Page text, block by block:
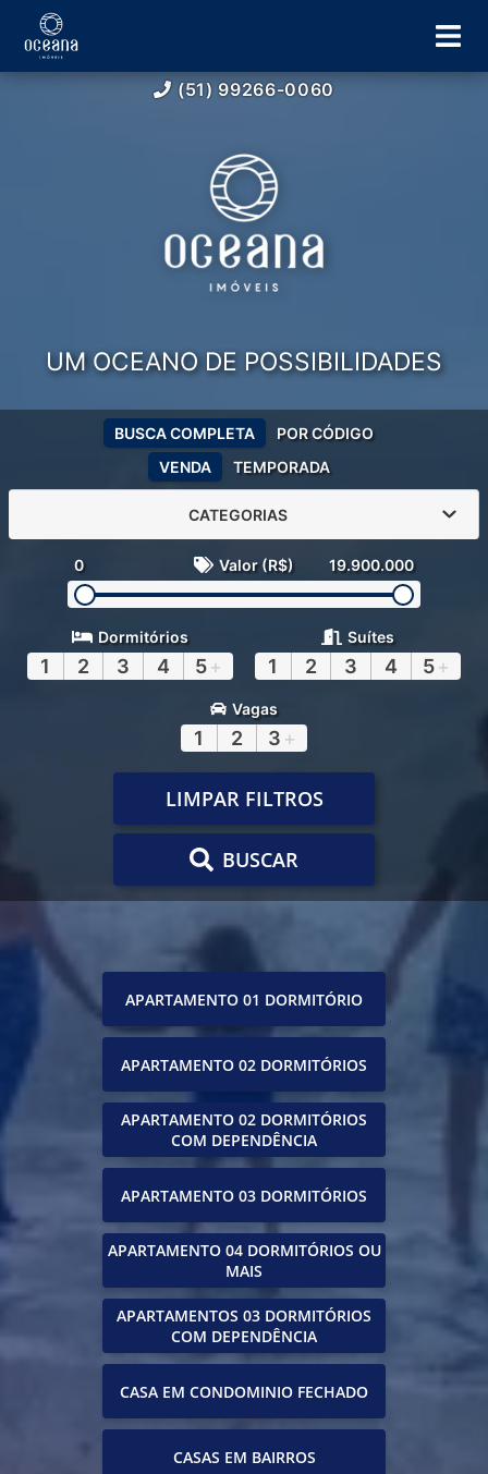
(51) 99266-0060
UM OCEANO DE POSSIBILIDADES
VENDA TEMPORADA
BUSCA COMPLETA POR CÓDIGO
CATEGORIAS
0 Valor (R$) 19.900.000
Dormitórios
1 2 3 4 5+
Suítes
1 2 3 4 5+
Vagas
1 2 3 +
LIMPAR FILTROS
BUSCAR
APARTAMENTO 01 DORMITÓRIO
APARTAMENTO 02 DORMITÓRIOS
APARTAMENTO 02 DORMITÓRIOS
COM DEPENDÊNCIA
APARTAMENTO 03 DORMITÓRIOS
APARTAMENTO 04 DORMITÓRIOS OU
MAIS
APARTAMENTOS 03 DORMITÓRIOS
COM DEPENDÊNCIA
CASA EM CONDOMINIO FECHADO
CASAS EM BAIRROS